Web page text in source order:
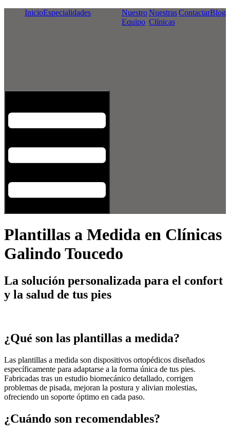
InicioEspecialidades
Nuestro
Equipo
Nuestras
Clínicas
ContactarBlog
Plantillas a Medida en Clínicas
Galindo Toucedo
La solución personalizada para el confort
y la salud de tus pies
¿Qué son las plantillas a medida?
Las plantillas a medida son dispositivos ortopédicos diseñados
específicamente para adaptarse a la forma única de tus pies.
Fabricadas tras un estudio biomecánico detallado, corrigen
problemas de pisada, mejoran la postura y alivian molestias,
ofreciendo un soporte óptimo en cada paso.
¿Cuándo son recomendables?